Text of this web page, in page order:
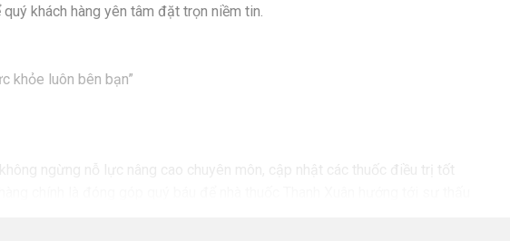
khách hàng yên tâm đặt trọn niềm tin.
khỏe luôn bên bạn”
ngừng nỗ lực nâng cao chuyên môn, cập nhật các thuốc điều trị tốt
chính là đóng góp quý báu để nhà thuốc Thanh Xuân hướng tới sự thấu